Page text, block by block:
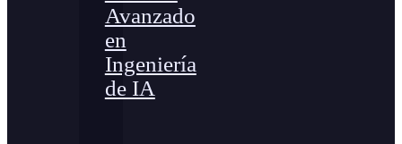
Avanzado
en
Ingeniería
de IA